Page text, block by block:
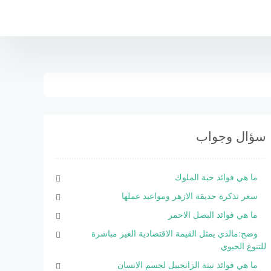
سؤال وجواب
ما هي فوائد حبة الملوك
سعر تذكرة حديقة الازهر ومواعيد عملها
ما هي فوائد البصل الاحمر
وضح:مالذي يمثل القيمة الاقتصادية الغير مباشرة
للتنوع الحيوي
ما هي فوائد نبتة الزانجبيل لجسم الانسان